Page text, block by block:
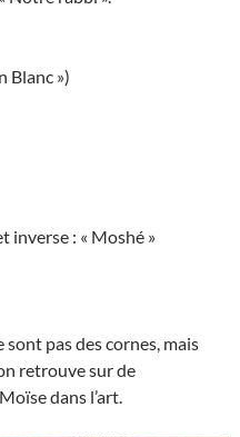
Blanc »)
inverse : « Moshé »
sont pas des cornes, mais
retrouve sur de
dans l’art.